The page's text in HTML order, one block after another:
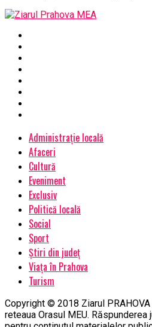
Administrație locală
Afaceri
Cultură
Eveniment
Exclusiv
Politică locală
Social
Sport
Știri din județ
Viața în Prahova
Turism
Copyright © 2018 Ziarul
reteaua Orasul MEU.